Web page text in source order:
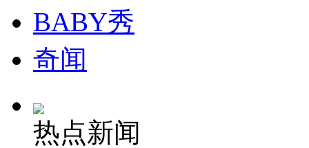
BABY秀
奇闻
热点新闻